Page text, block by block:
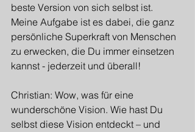
beste Version von sich selbst ist.
Meine Aufgabe ist es dabei, die ganz
persönliche Superkraft von Menschen
zu erwecken, die Du immer einsetzen
kannst - jederzeit und überall!
Christian: Wow, was für eine
wunderschöne Vision. Wie hast Du
selbst diese Vision entdeckt – und